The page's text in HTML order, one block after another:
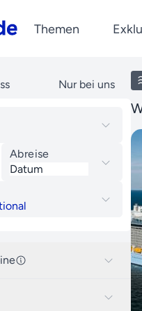
Themen
Last Minute
Kreuzfahrten mit Flug
Wellnesskreuzfahrten
A-ROSA
nicko cruises
Orient
Tipps & Wissenswertes
werden lassen!
Nur bei uns
Abreise